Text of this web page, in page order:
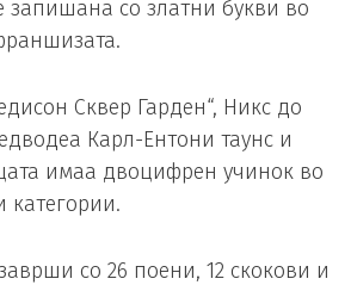
запишана со златни букви во
Сквер Гарден“, Никс до
Карл-Ентони таунс и
имаа двоцифрен учинок во
категории.
со 26 поени, 12 скокови и